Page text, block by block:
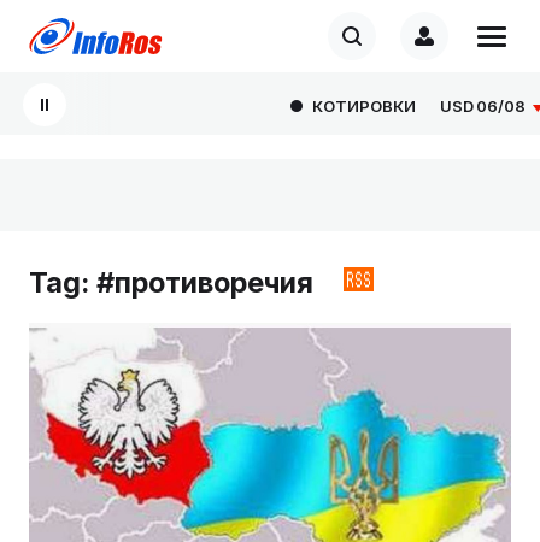
КОТИРОВКИ USD 06/08
Tag: #противоречия